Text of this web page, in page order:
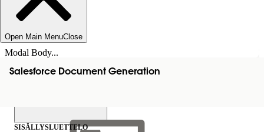
Open Main MenuClose
Modal Body...
Salesforce Document Generation
SISÄLLYSLUETTELO